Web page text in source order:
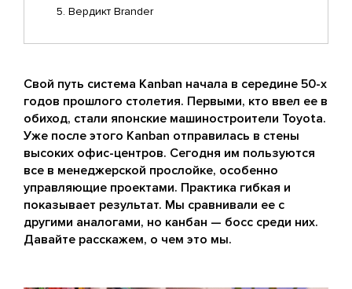
Вердикт Brander
Свой путь система Kanban начала в середине 50-х
годов прошлого столетия. Первыми, кто ввел ее в
обиход, стали японские машиностроители Toyota.
Уже после этого Kanban отправилась в стены
высоких офис-центров. Сегодня им пользуются
все в менеджерской прослойке, особенно
управляющие проектами. Практика гибкая и
показывает результат. Мы сравнивали ее с
другими аналогами, но канбан — босс среди них.
Давайте расскажем, о чем это мы.